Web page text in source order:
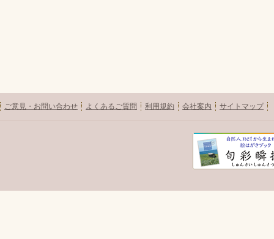
ご意見・お問い合わせ よくあるご質問 利用規約 会社案内 サイトマップ